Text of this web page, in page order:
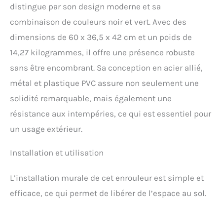
en acier laqué avec coque
en métal laqué pliable.
Tuyau PVC 40 m Ø intérieur
raccord rapide et d'une
lance d'arrosage en
par système d'accroche
sur le tambour. Tuyau de
de raccords rapides et
distingue par son design moderne et sa
combinaison de couleurs noir et vert. Avec des
dimensions de 60 x 36,5 x 42 cm et un poids de
14,27 kilogrammes, il offre une présence robuste
sans être encombrant. Sa conception en acier allié,
métal et plastique PVC assure non seulement une
solidité remarquable, mais également une
résistance aux intempéries, ce qui est essentiel pour
un usage extérieur.
Installation et utilisation
L’installation murale de cet enrouleur est simple et
efficace, ce qui permet de libérer de l’espace au sol.